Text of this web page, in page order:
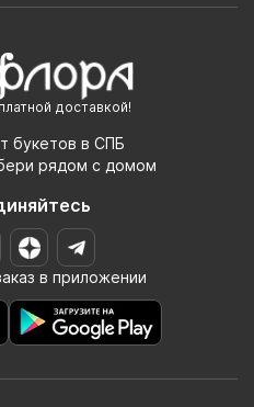
доставкой!
букетов в СПБ
рядом с домом
в приложении